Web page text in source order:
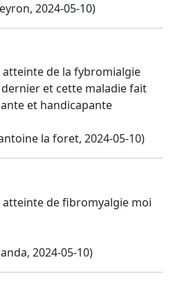
2024-05-10)
atteinte de la fybromialgie
et cette maladie fait
et handicapante
la foret, 2024-05-10)
atteinte de fibromyalgie moi
2024-05-10)